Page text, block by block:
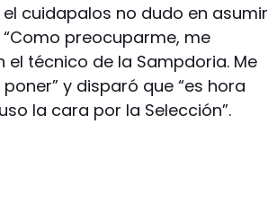
cuidapalos no dudo en asumir
preocuparme, me
el técnico de la Sampdoria. Me
y disparó que “es hora
la cara por la Selección”.